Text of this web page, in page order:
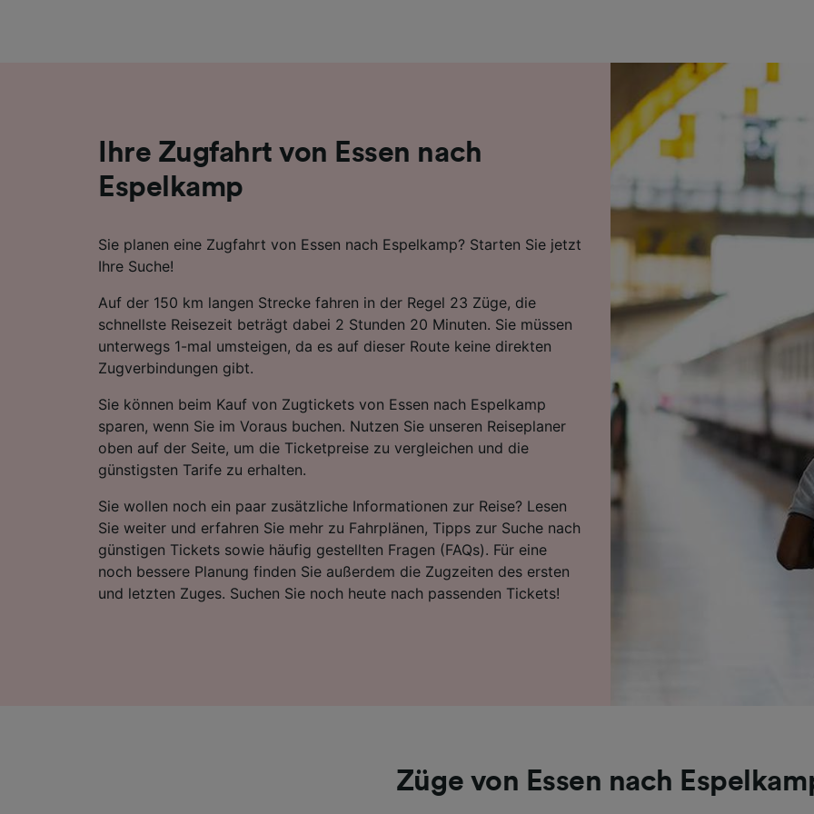
Ihre Zugfahrt von Essen nach
Espelkamp
Sie planen eine Zugfahrt von Essen nach Espelkamp? Starten Sie jetzt
Ihre Suche!
Auf der 150 km langen Strecke fahren in der Regel 23 Züge, die
schnellste Reisezeit beträgt dabei 2 Stunden 20 Minuten. Sie müssen
unterwegs 1-mal umsteigen, da es auf dieser Route keine direkten
Zugverbindungen gibt.
Sie können beim Kauf von Zugtickets von Essen nach Espelkamp
sparen, wenn Sie im Voraus buchen. Nutzen Sie unseren Reiseplaner
oben auf der Seite, um die Ticketpreise zu vergleichen und die
günstigsten Tarife zu erhalten.
Sie wollen noch ein paar zusätzliche Informationen zur Reise? Lesen
Sie weiter und erfahren Sie mehr zu Fahrplänen, Tipps zur Suche nach
günstigen Tickets sowie häufig gestellten Fragen (FAQs). Für eine
noch bessere Planung finden Sie außerdem die Zugzeiten des ersten
und letzten Zuges. Suchen Sie noch heute nach passenden Tickets!
Züge von Essen nach